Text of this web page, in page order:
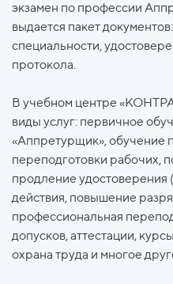
экзамен по профессии
выдается пакет
специальности,
протокола.
В учебном центре
виды услуг: первичное
«Аппретурщик», обучение
переподготовки рабочих,
продление удостоверения
действия, повышение
профессиональная
допусков, аттестации,
охрана труда и многое